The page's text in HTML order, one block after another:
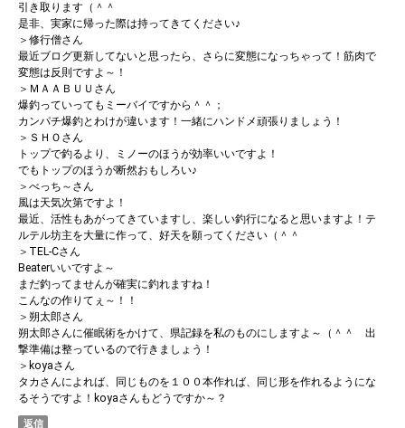
引き取ります（＾＾
是非、実家に帰った際は持ってきてください♪
＞修行僧さん
最近ブログ更新してないと思ったら、さらに変態になっちゃって！筋肉で
変態は反則ですよ～！
＞ＭＡＡＢＵＵさん
爆釣っていってもミーバイですから＾＾；
カンパチ爆釣とわけが違います！一緒にハンドメ頑張りましょう！
＞ＳＨＯさん
トップで釣るより、ミノーのほうが効率いいですよ！
でもトップのほうが断然おもしろい♪
＞べっち～さん
風は天気次第ですよ！
最近、活性もあがってきていますし、楽しい釣行になると思いますよ！テ
ルテル坊主を大量に作って、好天を願ってください（＾＾
＞TEL-Cさん
Beaterいいですよ～
まだ釣ってませんが確実に釣れますね！
こんなの作りてぇ～！！
＞朔太郎さん
朔太郎さんに催眠術をかけて、県記録を私のものにしますよ～（＾＾ 出
撃準備は整っているので行きましょう！
＞koyaさん
タカさんによれば、同じものを１００本作れば、同じ形を作れるようにな
るそうですよ！koyaさんもどうですか～？
返信